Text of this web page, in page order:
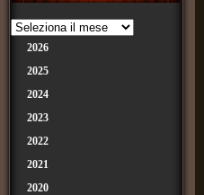
2026
2025
2024
2023
2022
2021
2020